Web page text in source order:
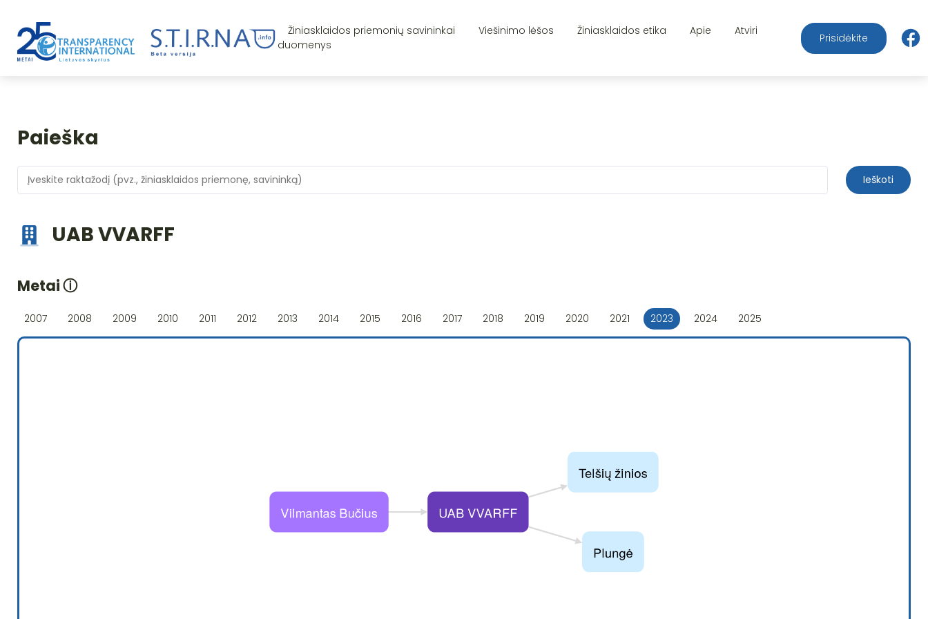
Žiniasklaidos priemonių savininkai Viešinimo lėšos Žiniasklaidos etika Apie
Atviri
duomenys
Prisidėkite
Paieška
Ieškoti
UAB VVARFF
Metaiⓘ
2007 2008 2009 2010 2011 2012 2013 2014 2015 2016 2017 2018 2019 2020 2021 2023 2024 2025